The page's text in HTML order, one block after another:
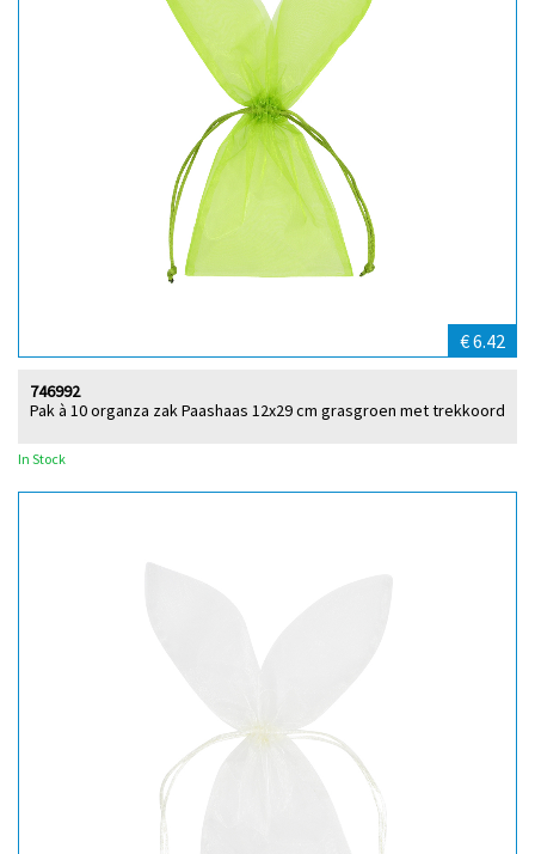
€ 6.42
Pak à 10 organza zak Paashaas 12x29 cm grasgroen met trekkoord
746992
In Stock